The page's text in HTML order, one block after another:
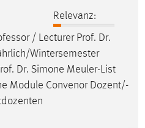
Relevanz:
/ Lecturer Prof. Dr.
Wintersemester
Dr. Simone Meuler-List
Module Convenor Dozent/-